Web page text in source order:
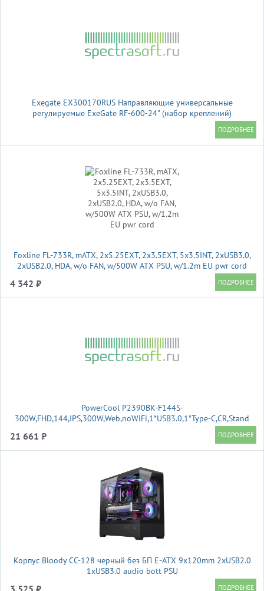
Exegate EX300170RUS Направляющие универсальные
регулируемые ExeGate RF-600-24" (набор креплений)
(продольные , высота 43 мм, длина в сложенном/раздвинутом
Foxline FL-733R, mATX, 2x5.25EXT, 2x3.5EXT, 5x3.5INT, 2xUSB3.0,
2xUSB2.0, HDA, w/o FAN, w/500W ATX PSU, w/1.2m EU pwr cord
4 342 ₽
PowerCool P2390BK-F144S-
300W,FHD,144,IPS,300W,Web,noWiFi,1*USB3.0,1*Type-C,CR,Stand
21 661 ₽
Корпус Bloody CC-128 черный без БП E-ATX 9x120mm 2xUSB2.0
1xUSB3.0 audio bott PSU
3 525 ₽